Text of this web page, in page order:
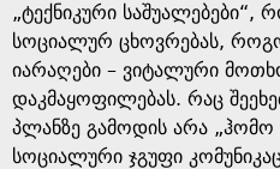
„ტექნიკური საშუალებები“,
სოციალურ ცხოვრებას,
იარაღები – ვიტალური
დაკმაყოფილებას. რაც
პლანზე გამოდის არა
სოციალური ჯგუფი